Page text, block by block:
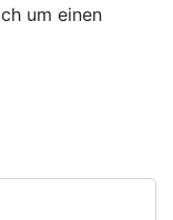
um einen